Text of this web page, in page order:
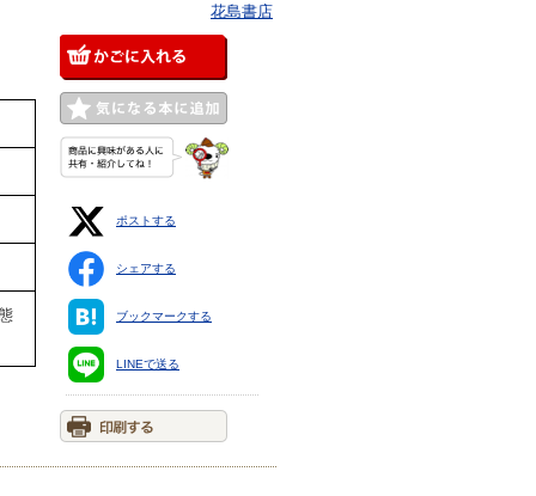
花島書店
ポストする
シェアする
ブックマークする
LINEで送る